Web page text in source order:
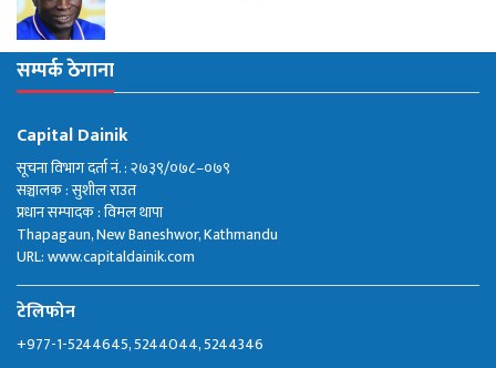
सम्पर्क ठेगाना
Capital Dainik
सूचना विभाग दर्ता नं. : २७३९/०७८–०७९
सञ्चालक : सुशील राउत
प्रधान सम्पादक : विमल थापा
Thapagaun, New Baneshwor, Kathmandu
URL: www.capitaldainik.com
टेलिफोन
+977-1-5244645, 5244044, 5244346